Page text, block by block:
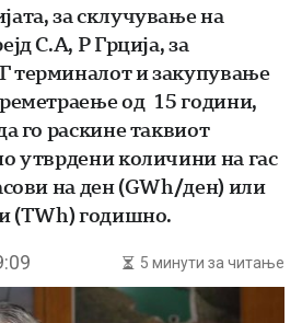
за склучување на
С.А, Р Грција, за
терминалот и закупување
од 15 години,
го раскине таквиот
утврдени количини на гас
на ден (GWh/ден) или
(TWh) годишно.
5 минути за читање